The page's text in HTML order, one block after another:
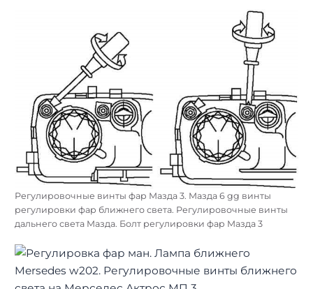
Регулировочные винты фар Мазда 3. Мазда 6 gg винты
регулировки фар ближнего света. Регулировочные винты
дальнего света Мазда. Болт регулировки фар Мазда 3